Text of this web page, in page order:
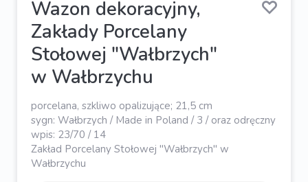
Wazon dekoracyjny,
Zakłady Porcelany
Stołowej "Wałbrzych"
w Wałbrzychu
porcelana, szkliwo opalizujące; 21,5 cm
sygn: Wałbrzych / Made in Poland / 3 / oraz odręczny
wpis: 23/70 / 14
Zakład Porcelany Stołowej "Wałbrzych" w
Wałbrzychu